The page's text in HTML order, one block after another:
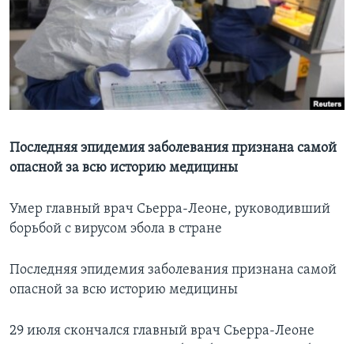
Learning English
СОЦИАЛЬНЫЕ СЕТИ
Языки
Последняя эпидемия заболевания признана самой
опасной за всю историю медицины
Умер главный врач Сьерра-Леоне, руководивший
борьбой с вирусом эбола в стране
Последняя эпидемия заболевания признана самой
опасной за всю историю медицины
29 июля скончался главный врач Сьерра-Леоне